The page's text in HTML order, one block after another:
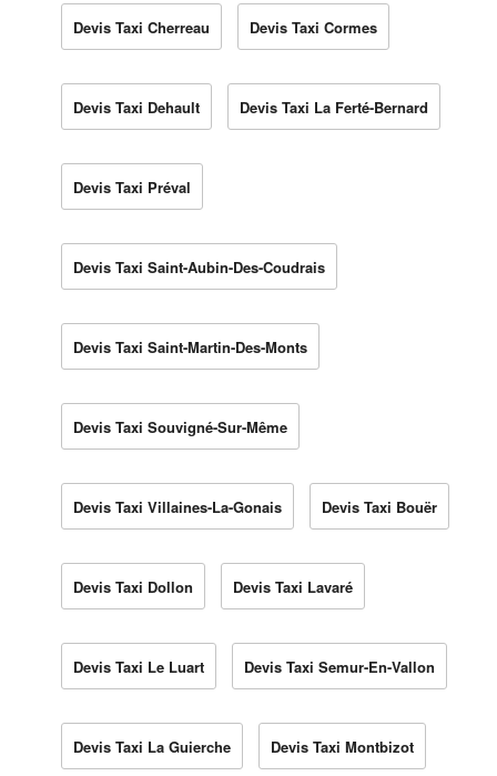
Devis Taxi Cherreau Devis Taxi Cormes
Devis Taxi Dehault Devis Taxi La Ferté-Bernard
Devis Taxi Préval
Devis Taxi Saint-Aubin-Des-Coudrais
Devis Taxi Saint-Martin-Des-Monts
Devis Taxi Souvigné-Sur-Même
Devis Taxi Villaines-La-Gonais Devis Taxi Bouër
Devis Taxi Dollon Devis Taxi Lavaré
Devis Taxi Le Luart Devis Taxi Semur-En-Vallon
Devis Taxi La Guierche Devis Taxi Montbizot